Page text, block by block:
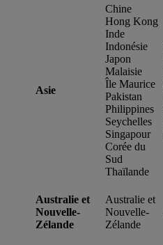
Asie
Chine
Hong Kong
Inde
Indonésie
Japon
Malaisie
Île Maurice
Pakistan
Philippines
Seychelles
Singapour
Corée du
Sud
Thaïlande
Australie et
Nouvelle-
Zélande
Australie et
Nouvelle-
Zélande